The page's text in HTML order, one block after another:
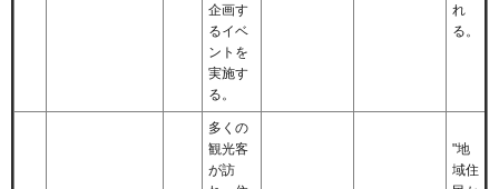
企画す
るイベ
ントを
実施す
る。
れ
る。
多くの
観光客
が訪
"地
域住